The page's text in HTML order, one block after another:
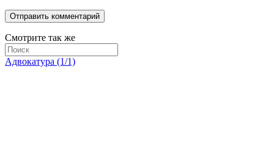
Смотрите так же
Адвокатура (1/1)